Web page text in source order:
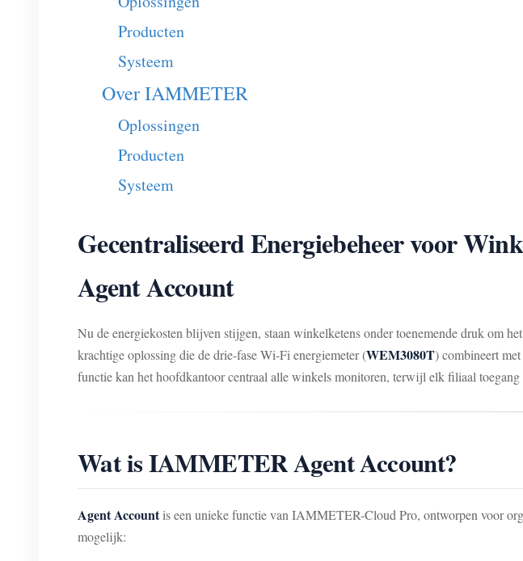
Producten
Systeem
Over IAMMETER
Oplossingen
Producten
Systeem
Gecentraliseerd Energiebeheer voor
Agent Account
Nu de energiekosten blijven stijgen, staan winkelketens onder toenemende druk om
krachtige oplossing die de drie-fase Wi-Fi energiemeter (WEM3080T) combineert
functie kan het hoofdkantoor centraal alle winkels monitoren, terwijl elk filiaal
Wat is IAMMETER Agent Account?
Agent Accountis een unieke functie van IAMMETER-Cloud Pro, ontworpen voor
mogelijk: